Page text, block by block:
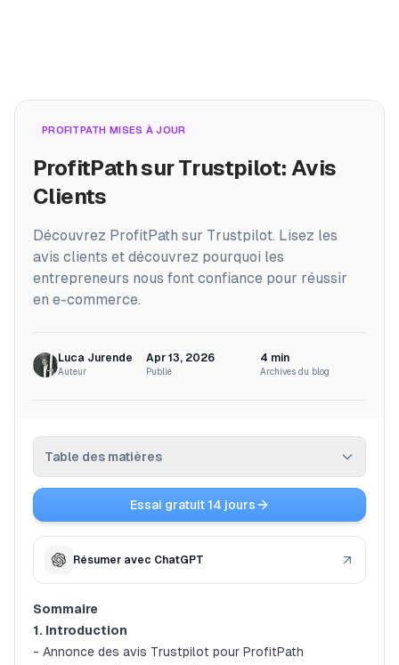
ProfitPath
ProfitGo
Aperçus produits rapides en un coup d'œil
ProfitDesk
Pilotez toute votre activité Amazon FBA en un seul
endroit
Académie
Avis
Tarifs
Affiliation
Blog
🇫🇷
Home
PROFITPATH MISES À JOUR
ProfitPath sur Trustpilot: Avis
Clients
Découvrez ProfitPath sur Trustpilot. Lisez les
avis clients et découvrez pourquoi les
entrepreneurs nous font confiance pour réussir
en e-commerce.
Luca Jurende
Auteur
Apr 13, 2026
Publié
4 min
Archives du blog
Table des matières
La transparence est la clé
Essai gratuit 14 jours
Résumer avec ChatGPT
Sommaire
1. Introduction
- Annonce des avis Trustpilot pour ProfitPath